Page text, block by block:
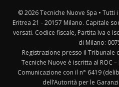
© 2026 Tecniche Nuove Spa •
Eritrea 21 - 20157 Milano. Capitale
versati. Codice fiscale, Partita Iva e
di Milano:
Registrazione presso il Tribunale
Tecniche Nuove è iscritta al ROC
Comunicazione con il n° 6419
dell’Autorità per le